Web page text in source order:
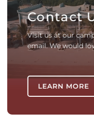
Contact
Visit us at our
email. We would
LEARN MORE